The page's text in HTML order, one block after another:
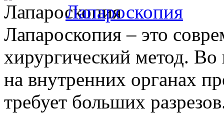
Лапароскопия
Лапароскопия – это
хирургический метод. Во
на внутренних органах
требует больших